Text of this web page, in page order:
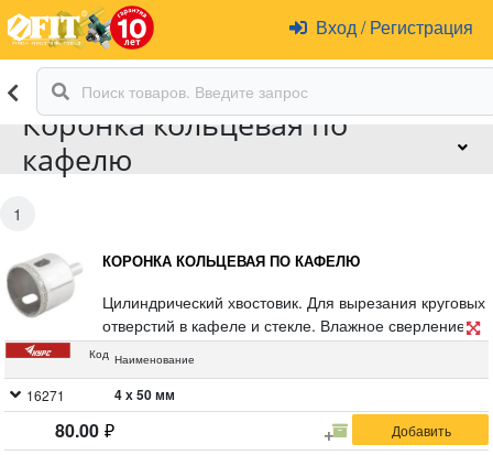
Вход /Регистрация
Коронка кольцевая по
кафелю
1
КОРОНКА КОЛЬЦЕВАЯ ПО КАФЕЛЮ
Цилиндрический хвостовик. Для вырезания круговых
отверстий в кафеле и стекле. Влажное сверление.
Глубина пропила 30 мм. Материал:
порошок из технических алмазов. Упаковка: блистер.
Код Наименование
16271 4 х 50 мм
80.00